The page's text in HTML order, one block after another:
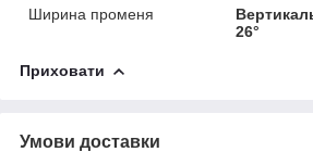
Ширина променя
26°
Приховати
Умови доставки